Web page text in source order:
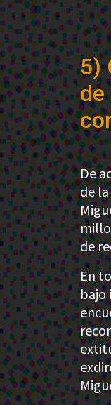
5)
de
De
de
de
En
bajo